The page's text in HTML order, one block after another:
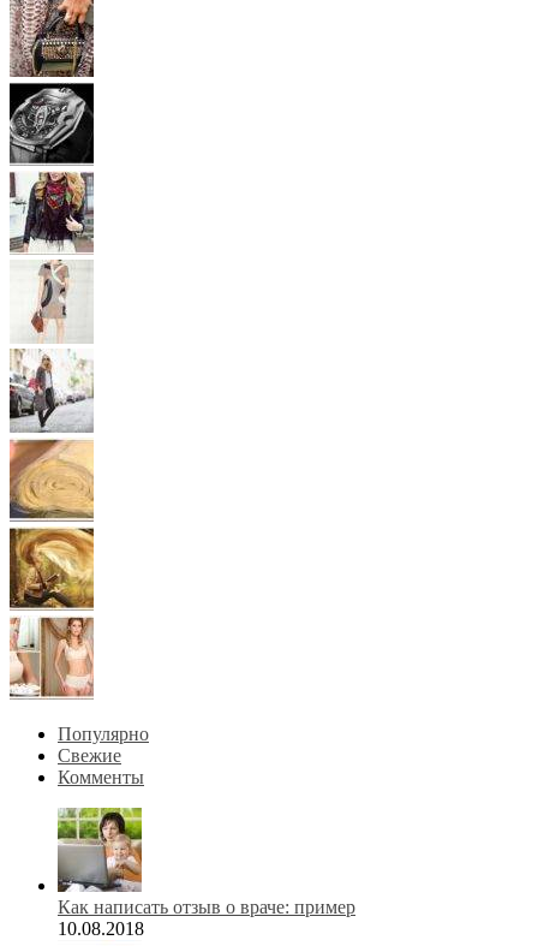
Популярно
Свежие
Комменты
Как написать отзыв о враче: пример
10.08.2018